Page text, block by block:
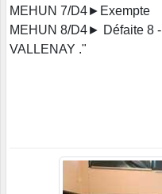
MEHUN 7/D4►Exempte
MEHUN 8/D4► Défaite 8
VALLENAY ."